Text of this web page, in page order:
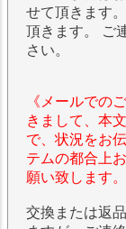
せて頂きます
頂きます。 ご
さい。
《メールでの
きまして、本
で、状況をお
テムの都合上
願い致します。
交換または返